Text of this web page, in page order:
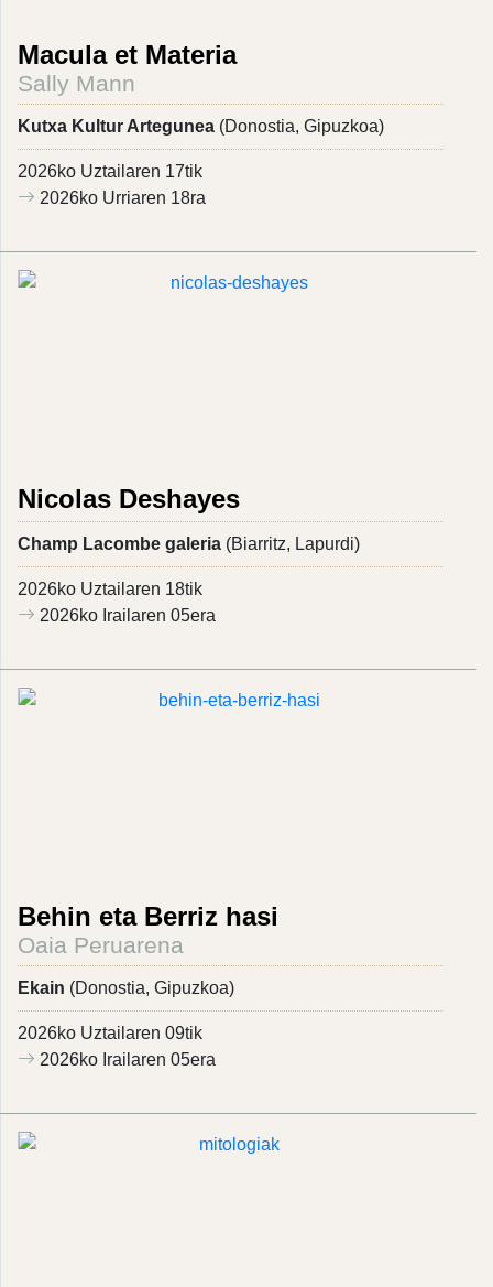
Macula et Materia
Sally Mann
Kutxa Kultur Artegunea (Donostia, Gipuzkoa)
2026ko Uztailaren 17tik
2026ko Urriaren 18ra
Nicolas Deshayes
Champ Lacombe galeria (Biarritz, Lapurdi)
2026ko Uztailaren 18tik
2026ko Irailaren 05era
Behin eta Berriz hasi
Oaia Peruarena
Ekain (Donostia, Gipuzkoa)
2026ko Uztailaren 09tik
2026ko Irailaren 05era